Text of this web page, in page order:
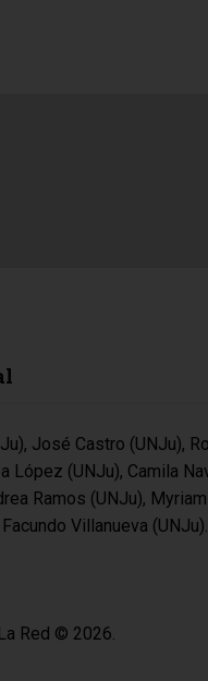
José Castro (UNJu),
López (UNJu), Camila
Ramos (UNJu), Myriam
Villanueva (UNJu).
La Red © 2026.